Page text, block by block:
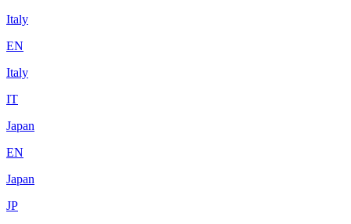
Italy
EN
Italy
IT
Japan
EN
Japan
JP